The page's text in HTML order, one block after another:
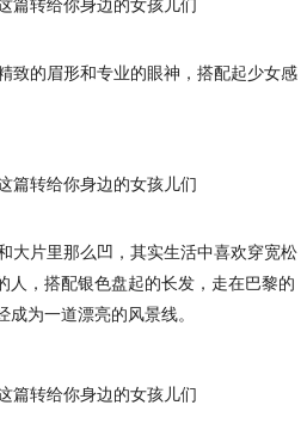
致的眉形和专业的眼神，搭配起少女感
大片里那么凹，其实生活中喜欢穿宽松
人，搭配银色盘起的长发，走在巴黎的
为一道漂亮的风景线。